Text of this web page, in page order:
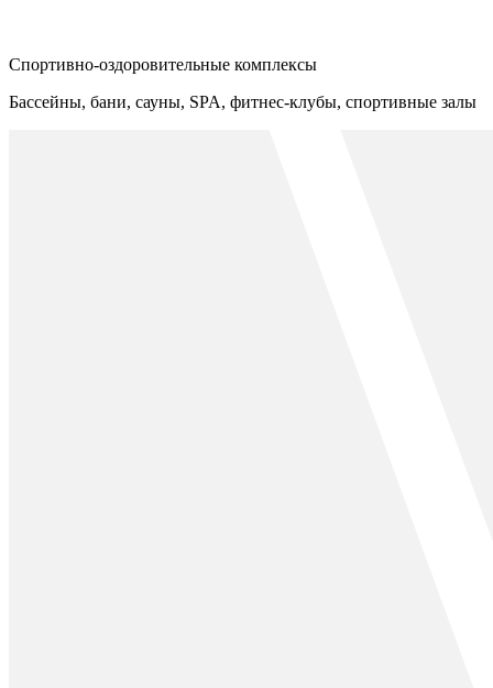
Спортивно-оздоровительные комплексы
Бассейны, бани, сауны, SPA, фитнес-клубы, спортивные залы